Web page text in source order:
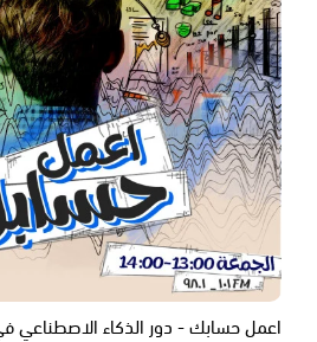
اعمل حسابك - دور الذكاء الاصطناعي